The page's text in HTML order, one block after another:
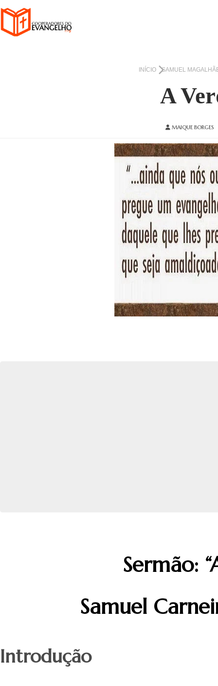
INÍCIO SAMUEL
A
MAIQUE BORGES
Sermão:
Samuel
Introdução